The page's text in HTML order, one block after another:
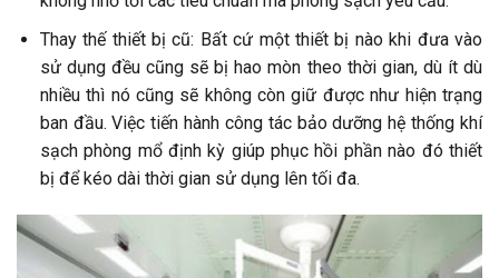
Thay thế thiết bị cũ: Bất cứ một thiết bị nào khi đưa vào
sử dụng đều cũng sẽ bị hao mòn theo thời gian, dù ít dù
nhiều thì nó cũng sẽ không còn giữ được như hiện trạng
ban đầu. Việc tiến hành công tác bảo dưỡng hệ thống khí
sạch phòng mổ định kỳ giúp phục hồi phần nào đó thiết
bị để kéo dài thời gian sử dụng lên tối đa.